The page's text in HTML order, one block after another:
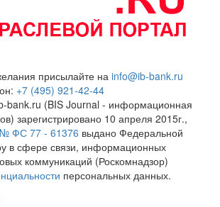
присылайте на info@ib-bank.ru
+7 (495) 921-42-44
bank.ru (BIS Journal - информационная
зарегистрировано 10 апреля 2015г.,
№ ФС 77 - 61376 выдано Федеральной
в сфере связи, информационных
коммуникаций (Роскомнадзор)
персональных данных.